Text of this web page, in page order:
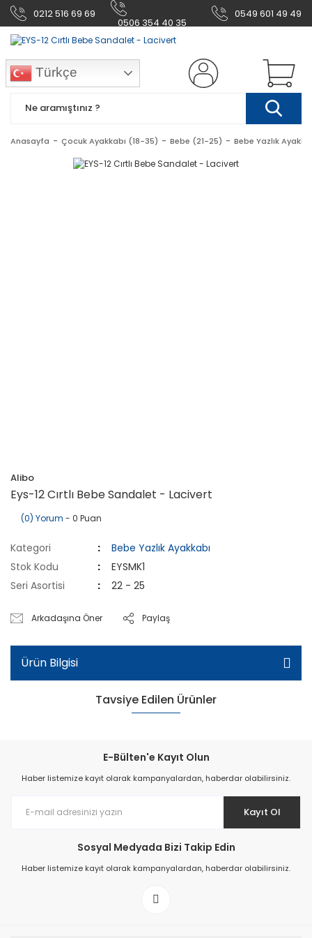
0212 516 69 69
0506 354 40 35
0549 601 49 49
Türkçe
Anasayfa Çocuk Ayakkabı (18-35) Bebe (21-25) Bebe Yazlık
Alibo
Eys-12 Cırtlı Bebe Sandalet - Lacivert
(0) Yorum - 0 Puan
Kategori
Bebe Yazlık Ayakkabı
Stok Kodu
EYSMK1
Seri Asortisi
22 - 25
Arkadaşına Öner Paylaş
Ürün Bilgisi
Tavsiye Edilen Ürünler
Eys-12 Cırtlı Bebe Sandalet - Gri
E-Bülten'e Kayıt Olun
Haber listemize kayıt olarak kampanyalardan, haberdar olabilirsiniz.
Kayıt Ol
Sosyal Medyada Bizi Takip Edin
Haber listemize kayıt olarak kampanyalardan, haberdar olabilirsiniz.